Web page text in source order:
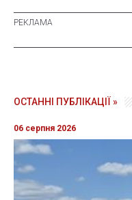
ОСТАННІ ПУБЛІКАЦІЇ »
06 серпня 2026